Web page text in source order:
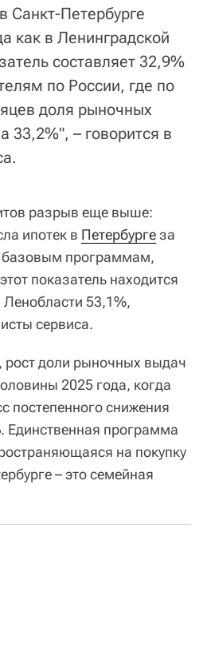
Санкт-Петербурге
как в Ленинградской
составляет 32,9%
по России, где по
доля рыночных
33,2%", – говорится в
разрыв еще выше:
ипотек в Петербургеза
базовым программам,
этот показатель находится
Ленобласти 53,1%,
сервиса.
доли рыночных выдач
2025 года, когда
постепенного снижения
Единственная программа
на покупку
– это семейная